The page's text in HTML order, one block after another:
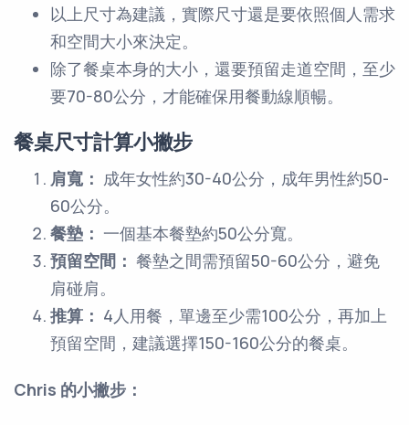
以上尺寸為建議，實際尺寸還是要依照個人需求
和空間大小來決定。
除了餐桌本身的大小，還要預留走道空間，至少
要70-80公分，才能確保用餐動線順暢。
餐桌尺寸計算小撇步
肩寬： 成年女性約30-40公分，成年男性約50-
60公分。
餐墊： 一個基本餐墊約50公分寬。
預留空間： 餐墊之間需預留50-60公分，避免
肩碰肩。
推算： 4人用餐，單邊至少需100公分，再加上
預留空間，建議選擇150-160公分的餐桌。
Chris 的小撇步：